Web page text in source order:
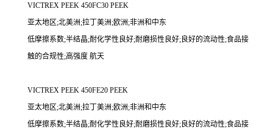
VICTREX PEEK 450FC30 PEEK
亚太地区;北美洲;拉丁美洲;欧洲;非洲和中东
低摩擦系数;半结晶;耐化学性良好;耐磨损性良好;良好的流动性;食品接
触的合规性;高强度 航天
VICTREX PEEK 450FE20 PEEK
亚太地区;北美洲;拉丁美洲;欧洲;非洲和中东
低摩擦系数;半结晶;耐化学性良好;耐磨损性良好;良好的流动性;食品接